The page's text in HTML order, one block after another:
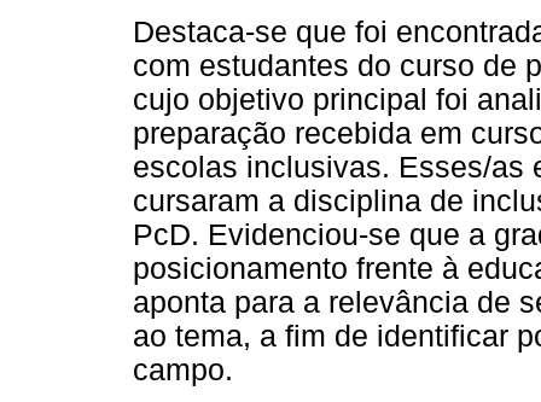
Destaca-se que foi
com estudantes do curso de
cujo objetivo principal foi
preparação recebida em
escolas inclusivas. Esses/as
cursaram a disciplina de
PcD. Evidenciou-se que a
posicionamento frente à
aponta para a relevância de
ao tema, a fim de identificar
campo.